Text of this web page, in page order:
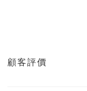
顧客評價